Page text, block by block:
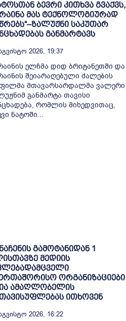
ბევრი კითხვა გვაქვს,
მას ტექნოლოგიურად
საკუთარ
განმარტავს
2026, 19:37
ელჩმა დიდ ბრიტანეთში და
შეიარაღებული ძალების
მთავარსარდალმა ვალერი
განმარტა თავისი
რომლის მიხედვითაც,
ნატოში...
გამოტანიდან 1
მედიის
ორგანიზაციები
ამაღლობელის
ითხოვენ
2026, 16:22